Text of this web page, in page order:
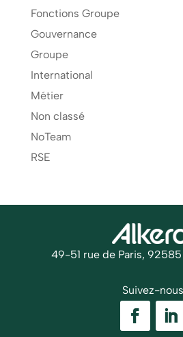
Fonctions Groupe
Gouvernance
Groupe
International
Métier
Non classé
NoTeam
RSE
49-51 rue de Paris,
Suivez-nous